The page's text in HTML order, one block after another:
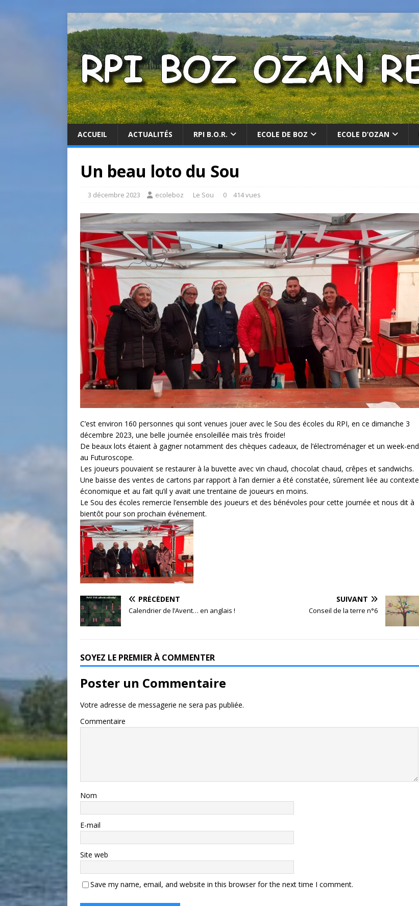
ACCUEIL ACTUALITÉS RPI B.O.R. ECOLE DE BOZ ECOLE D’OZAN
Un beau loto du Sou
3 décembre 2023 ecoleboz Le Sou 0 414 vues
C’est environ 160 personnes qui sont venues jouer avec le Sou des écoles du RPI, en ce dimanche 3
décembre 2023, une belle journée ensoleillée mais très froide!
De beaux lots étaient à gagner notamment des chèques cadeaux, de l’électroménager et un week-end
au Futuroscope.
Les joueurs pouvaient se restaurer à la buvette avec vin chaud, chocolat chaud, crêpes et sandwichs.
Une baisse des ventes de cartons par rapport à l’an dernier a été constatée, sûrement liée au contexte
économique et au fait qu’il y avait une trentaine de joueurs en moins.
Le Sou des écoles remercie l’ensemble des joueurs et des bénévoles pour cette journée et nous dit à
bientôt pour son prochain événement.
PRÉCÉDENT
Calendrier de l’Avent… en anglais !
SUIVANT
Conseil de la terre n°6
SOYEZ LE PREMIER À COMMENTER
Poster un Commentaire
Votre adresse de messagerie ne sera pas publiée.
Commentaire
Nom
E-mail
Site web
Save my name, email, and website in this browser for the next time I comment.